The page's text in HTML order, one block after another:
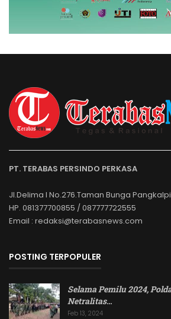
PT. TERABAS PERSINDO PERKASA
Jl.Delima I No.276.Taman Bunga
HP. 081377700855 / 087777722555
Email : redaksi@terabasnews.com
POSTING TERPOPULER
Selama Pemilu 2024,
Netralitas…
Feb 13, 2024